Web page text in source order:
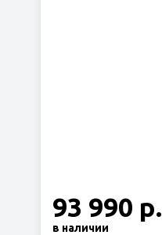
93 990 р.
в наличии